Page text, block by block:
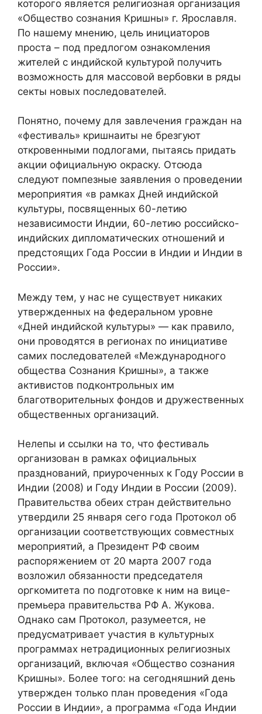
которого является религиозная организация
«Общество сознания Кришны» г. Ярославля.
По нашему мнению, цель инициаторов
проста – под предлогом ознакомления
жителей с индийской культурой получить
возможность для массовой вербовки в ряды
секты новых последователей.
Понятно, почему для завлечения граждан на
«фестиваль» кришнаиты не брезгуют
откровенными подлогами, пытаясь придать
акции официальную окраску. Отсюда
следуют помпезные заявления о проведении
мероприятия «в рамках Дней индийской
культуры, посвященных 60-летию
независимости Индии, 60-летию российско-
индийских дипломатических отношений и
предстоящих Года России в Индии и Индии в
России».
Между тем, у нас не существует никаких
утвержденных на федеральном уровне
«Дней индийской культуры» — как правило,
они проводятся в регионах по инициативе
самих последователей «Международного
общества Сознания Кришны», а также
активистов подконтрольных им
благотворительных фондов и дружественных
общественных организаций.
Нелепы и ссылки на то, что фестиваль
организован в рамках официальных
празднований, приуроченных к Году России в
Индии (2008) и Году Индии в России (2009).
Правительства обеих стран действительно
утвердили 25 января сего года Протокол об
организации соответствующих совместных
мероприятий, а Президент РФ своим
распоряжением от 20 марта 2007 года
возложил обязанности председателя
оргкомитета по подготовке к ним на вице-
премьера правительства РФ А. Жукова.
Однако сам Протокол, разумеется, не
предусматривает участия в культурных
программах нетрадиционных религиозных
организаций, включая «Общество сознания
Кришны». Более того: на сегодняшний день
утвержден только план проведения «Года
России в Индии», а программа «Года Индии